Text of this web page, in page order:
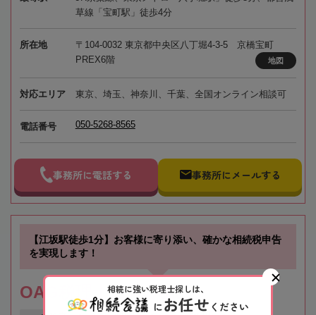
草線「宝町駅」徒歩4分
所在地
〒104-0032 東京都中央区八丁堀4-3-5 京橋宝町
PREX6階
地図
対応エリア 東京、埼玉、神奈川、千葉、全国オンライン相談可
電話番号 050-5268-8565
事務所に電話する 事務所にメールする
【江坂駅徒歩1分】お客様に寄り添い、確かな相続税申告
を実現します！
OAG税理士法人 大阪
相続に強い税理士探しは、
にお任せ ください